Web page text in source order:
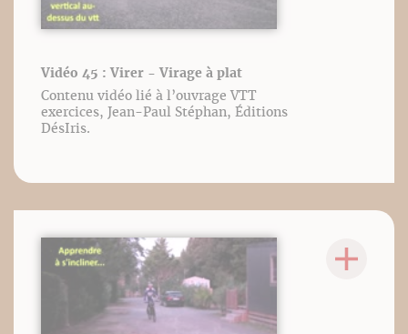
Vidéo 45 : Virer - Virage à plat
Contenu vidéo lié à l’ouvrage VTT
exercices, Jean-Paul Stéphan, Éditions
DésIris.